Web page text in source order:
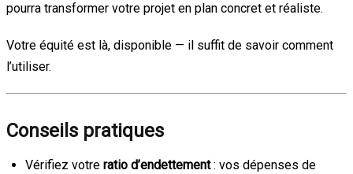
pourra transformer votre projet en plan concret et réaliste.
Votre équité est là, disponible — il suffit de savoir comment
l’utiliser.
Conseils pratiques
Vérifiez votre ratio d’endettement: vos dépenses de